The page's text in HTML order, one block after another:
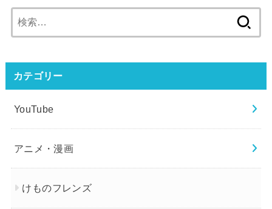
索:
カテゴリー
YouTube
アニメ・漫画
けものフレンズ